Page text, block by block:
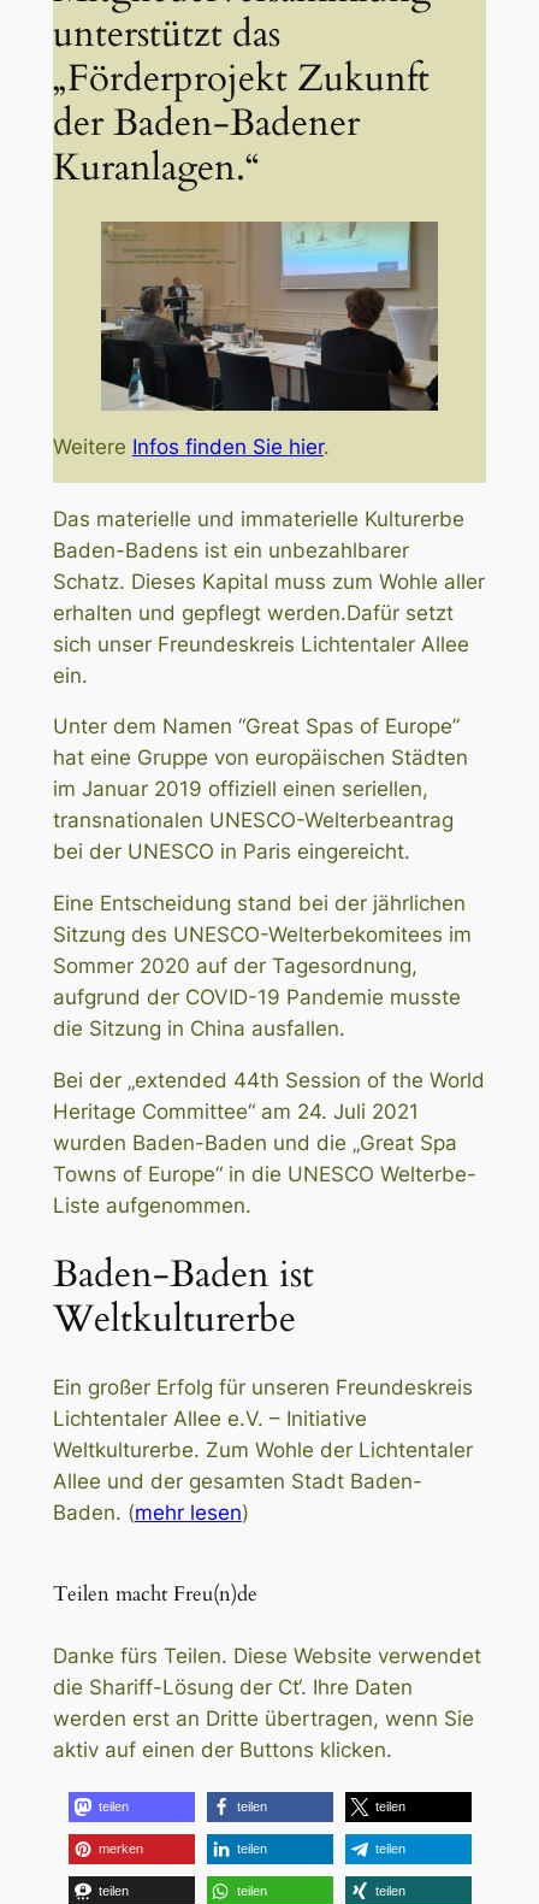
unterstützt das
„Förderprojekt Zukunft
der Baden-Badener
Kuranlagen.“
Weitere Infos finden Sie hier.
Das materielle und immaterielle Kulturerbe
Baden-Badens ist ein unbezahlbarer
Schatz. Dieses Kapital muss zum Wohle aller
erhalten und gepflegt werden.Dafür setzt
sich unser Freundeskreis Lichtentaler Allee
ein.
Unter dem Namen “Great Spas of Europe”
hat eine Gruppe von europäischen Städten
im Januar 2019 offiziell einen seriellen,
transnationalen UNESCO-Welterbeantrag
bei der UNESCO in Paris eingereicht.
Eine Entscheidung stand bei der jährlichen
Sitzung des UNESCO-Welterbekomitees im
Sommer 2020 auf der Tagesordnung,
aufgrund der COVID-19 Pandemie musste
die Sitzung in China ausfallen.
Bei der „extended 44th Session of the World
Heritage Committee“ am 24. Juli 2021
wurden Baden-Baden und die „Great Spa
Towns of Europe“ in die UNESCO Welterbe-
Liste aufgenommen.
Baden-Baden ist
Weltkulturerbe
Ein großer Erfolg für unseren Freundeskreis
Lichtentaler Allee e.V. – Initiative
Weltkulturerbe. Zum Wohle der Lichtentaler
Allee und der gesamten Stadt Baden-
Baden. (mehr lesen)
Teilen macht Freu(n)de
Danke fürs Teilen. Diese Website verwendet
die Shariff-Lösung der Ct‘. Ihre Daten
werden erst an Dritte übertragen, wenn Sie
aktiv auf einen der Buttons klicken.
teilen teilen teilen
merken teilen teilen
teilen teilen teilen